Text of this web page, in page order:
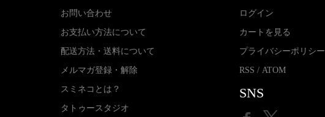
お問い合わせ
お支払い方法について
配送方法・送料について
メルマガ登録・解除
スミネコとは？
タトゥースタジオ
ログイン
カートを見る
プライバシーポリシー
RSS /ATOM
SNS